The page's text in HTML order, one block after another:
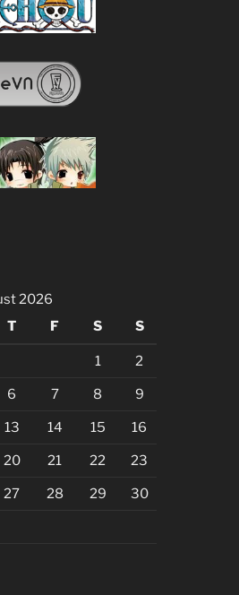
2026
T F S S
1 2
6 7 8 9
13 14 15 16
20 21 22 23
27 28 29 30